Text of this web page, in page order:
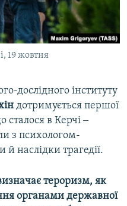
19 жовтня
дослідного інституту
дотримується першої
сталося в Керчі ‒
з психологом-
наслідки трагедії.
тероризм, як
органами державної